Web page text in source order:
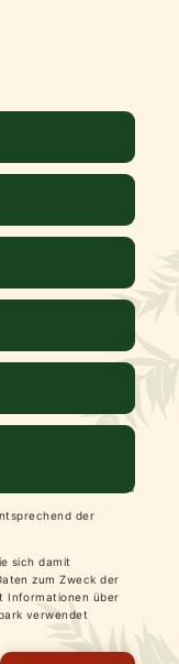
der
sich damit
zum Zweck der
Informationen über
verwendet